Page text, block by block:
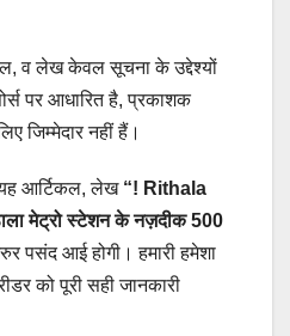
व लेख केवल सूचना के उद्देश्यों
पर आधारित है, प्रकाशक
जिम्मेदार नहीं हैं।
यह आर्टिकल, लेख“! Rithala
मेट्रो स्टेशन के नज़दीक 500
पसंद आई होगी। हमारी हमेशा
को पूरी सही जानकारी